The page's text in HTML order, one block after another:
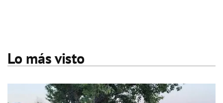
Lo más visto